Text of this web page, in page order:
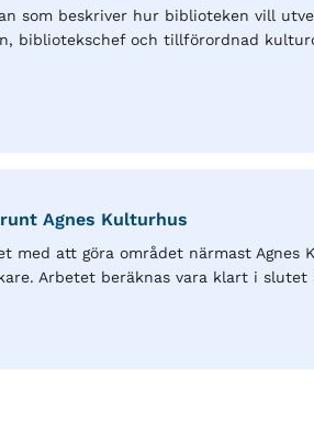
som beskriver hur biblioteken vill
bibliotekschef och tillförordnad
Agnes Kulturhus
med att göra området närmast Agnes
Arbetet beräknas vara klart i slutet